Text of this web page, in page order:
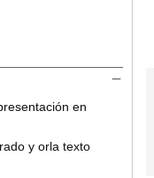
en
y orla texto